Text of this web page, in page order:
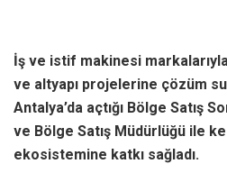
İş ve istif makinesi
ve altyapı projelerine çözüm
Antalya’da açtığı Bölge Satış
ve Bölge Satış Müdürlüğü ile
ekosistemine katkı sağladı.